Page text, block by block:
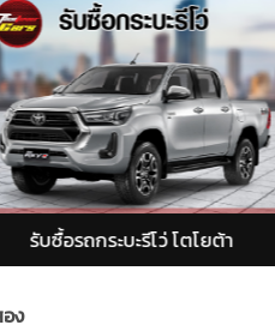
อรถกระบะรีโว่ โตโยต้า
ง